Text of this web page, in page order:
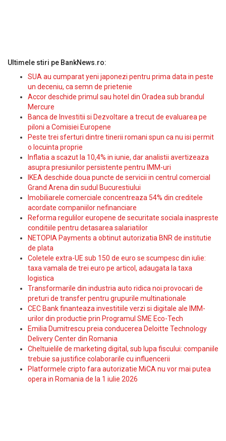
Ultimele stiri pe BankNews.ro:
SUA au cumparat yeni japonezi pentru prima data in peste
un deceniu, ca semn de prietenie
Accor deschide primul sau hotel din Oradea sub brandul
Mercure
Banca de Investitii si Dezvoltare a trecut de evaluarea pe
piloni a Comisiei Europene
Peste trei sferturi dintre tinerii romani spun ca nu isi permit
o locuinta proprie
Inflatia a scazut la 10,4% in iunie, dar analistii avertizeaza
asupra presiunilor persistente pentru IMM-uri
IKEA deschide doua puncte de servicii in centrul comercial
Grand Arena din sudul Bucurestiului
Imobiliarele comerciale concentreaza 54% din creditele
acordate companiilor nefinanciare
Reforma regulilor europene de securitate sociala inaspreste
conditiile pentru detasarea salariatilor
NETOPIA Payments a obtinut autorizatia BNR de institutie
de plata
Coletele extra-UE sub 150 de euro se scumpesc din iulie:
taxa vamala de trei euro pe articol, adaugata la taxa
logistica
Transformarile din industria auto ridica noi provocari de
preturi de transfer pentru grupurile multinationale
CEC Bank finanteaza investitiile verzi si digitale ale IMM-
urilor din productie prin Programul SME Eco-Tech
Emilia Dumitrescu preia conducerea Deloitte Technology
Delivery Center din Romania
Cheltuielile de marketing digital, sub lupa fiscului: companiile
trebuie sa justifice colaborarile cu influencerii
Platformele cripto fara autorizatie MiCA nu vor mai putea
opera in Romania de la 1 iulie 2026